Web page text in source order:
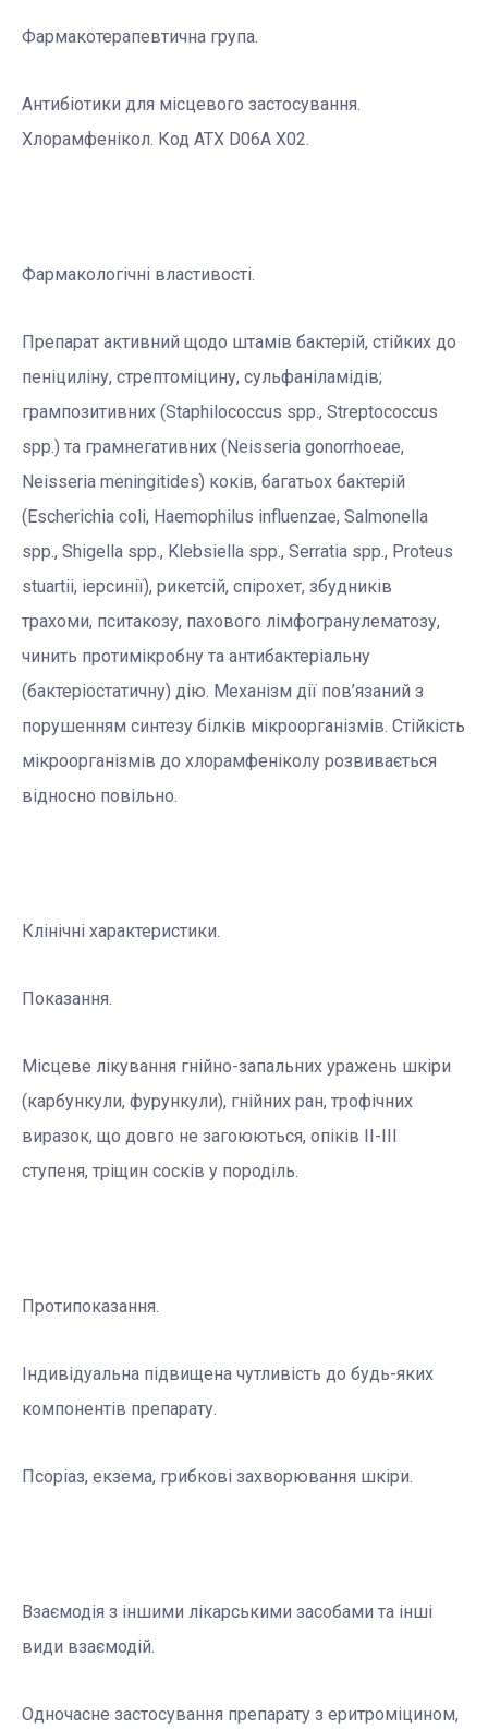
Фармакотерапевтична група.
Aнтибiотики для мiсцевого застосування.
Хлорамфенікол. Код АТХ D06A X02.
Фармакологічні властивості.
Препарат активний щодо штамів бактерiй, стiйких до
пенiцилiну, стрептомiцину, сульфанiламiдiв;
грампозитивних (Staphilococcus spp., Streptococcus
spp.) та грамнегативних (Neisseria gonorrhoeae,
Neisseria meningitides) коків, багатьох бактерій
(Escherichia coli, Haemophilus influenzae, Salmonella
spp., Shigella spp., Klebsiella spp., Serratia spp., Proteus
stuartii, іерсинії), рикетсiй, спiрохет, збудникiв
трахоми, пситакозу, пахового лiмфогранулематозу,
чинить протимікробну та антибактеріальну
(бактеріостатичну) дію. Механізм дії пов’язаний з
порушенням синтезу білків мікроорганізмів. Стійкість
мікроорганізмів до хлорамфеніколу розвивається
відносно повільно.
Клінічні характеристики.
Показання.
Місцеве лікування гнiйно-запальних уражень шкiри
(карбункули, фурункули), гнiйних ран, трофічних
виразок, що довго не загоюються, опiкiв II-III
ступеня, трiщин соскiв у породіль.
Протипоказання.
Iндивiдуальна пiдвищена чутливiсть до будь-яких
компонентiв препарату.
Псоріаз, екзема, грибкові захворювання шкіри.
Взаємодія з іншими лікарськими засобами та інші
види взаємодій.
Одночасне застосування препарату з еритроміцином,